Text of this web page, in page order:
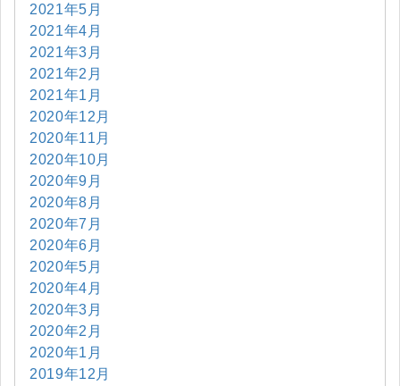
2021年5月
2021年4月
2021年3月
2021年2月
2021年1月
2020年12月
2020年11月
2020年10月
2020年9月
2020年8月
2020年7月
2020年6月
2020年5月
2020年4月
2020年3月
2020年2月
2020年1月
2019年12月